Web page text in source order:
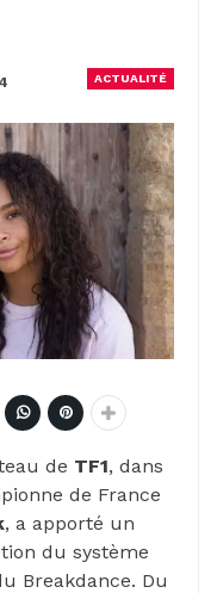
ACTUALITÉ
de TF1, dans
de France
, a apporté un
du système
Breakdance. Du